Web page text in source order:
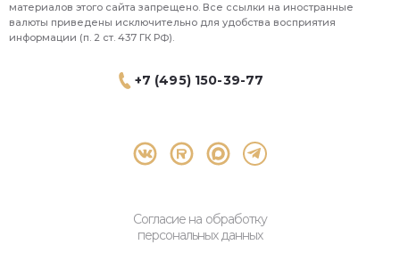
+7 (495) 150-39-77
Согласие на обработку
персональных данных
материалов этого сайта запрещено. Все ссылки на иностранные
валюты приведены исключительно для удобства восприятия
информации (п. 2 ст. 437 ГК РФ).